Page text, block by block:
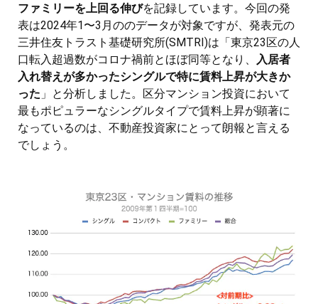
ファミリーを上回る伸びを記録しています。今回の発
表は2024年1〜3月ののデータが対象ですが、発表元の
三井住友トラスト基礎研究所(SMTRI)は「東京23区の人
口転入超過数がコロナ禍前とほぼ同等となり、 入居者
入れ替えが多かったシングルで特に賃料上昇が大きか
った 」と分析しました。区分マンション投資において
最もポピュラーなシングルタイプで賃料上昇が顕著に
なっているのは、不動産投資家にとって朗報と言える
でしょう。